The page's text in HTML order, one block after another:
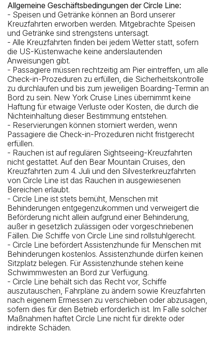
Allgemeine Geschäftsbedingungen der Circle Line:
- Speisen und Getränke können an Bord unserer
Kreuzfahrten erworben werden. Mitgebrachte Speisen
und Getränke sind strengstens untersagt.
- Alle Kreuzfahrten finden bei jedem Wetter statt, sofern
die US-Küstenwache keine anderslautenden
Anweisungen gibt.
- Passagiere müssen rechtzeitig am Pier eintreffen, um alle
Check-in-Prozeduren zu erfüllen, die Sicherheitskontrolle
zu durchlaufen und bis zum jeweiligen Boarding-Termin an
Bord zu sein. New York Cruise Lines übernimmt keine
Haftung für etwaige Verluste oder Kosten, die durch die
Nichteinhaltung dieser Bestimmung entstehen.
- Reservierungen können storniert werden, wenn
Passagiere die Check-in-Prozeduren nicht fristgerecht
erfüllen.
- Rauchen ist auf regulären Sightseeing-Kreuzfahrten
nicht gestattet. Auf den Bear Mountain Cruises, den
Kreuzfahrten zum 4. Juli und den Silvesterkreuzfahrten
von Circle Line ist das Rauchen in ausgewiesenen
Bereichen erlaubt.
- Circle Line ist stets bemüht, Menschen mit
Behinderungen entgegenzukommen und verweigert die
Beförderung nicht allein aufgrund einer Behinderung,
außer in gesetzlich zulässigen oder vorgeschriebenen
Fällen. Die Schiffe von Circle Line sind rollstuhlgerecht.
- Circle Line befördert Assistenzhunde für Menschen mit
Behinderungen kostenlos. Assistenzhunde dürfen keinen
Sitzplatz belegen. Für Assistenzhunde stehen keine
Schwimmwesten an Bord zur Verfügung.
- Circle Line behält sich das Recht vor, Schiffe
auszutauschen, Fahrpläne zu ändern sowie Kreuzfahrten
nach eigenem Ermessen zu verschieben oder abzusagen,
sofern dies für den Betrieb erforderlich ist. Im Falle solcher
Maßnahmen haftet Circle Line nicht für direkte oder
indirekte Schäden.